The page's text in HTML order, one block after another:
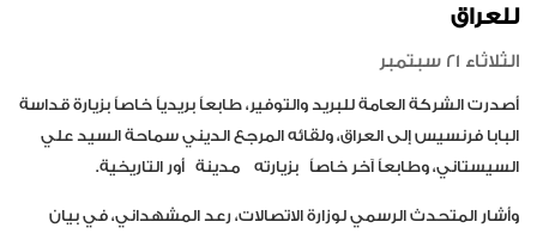
للعراق
الثلاثاء 21 سبتمبر
أصدرت الشركة العامة للبريد والتوفير، طابعاً بريدياً خاصاً بزيارة قداسة
البابا فرنسيس إلى العراق، ولقائه المرجع الديني سماحة السيد علي
السيستاني، وطابعاً آخر خاصاً بزيارته مدينة أور التاريخية.
وأشار المتحدث الرسمي لوزارة الاتصالات، رعد المشهداني، في بيان